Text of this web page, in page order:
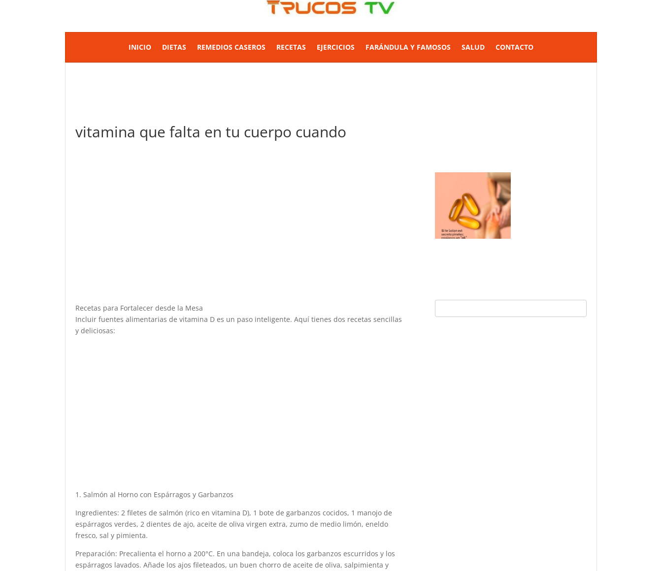
INICIO DIETAS REMEDIOS CASEROS RECETAS EJERCICIOS FARÁNDULA Y FAMOSOS SALUD CONTACTO
vitamina que falta en tu cuerpo cuando
Recetas para Fortalecer desde la Mesa
Incluir fuentes alimentarias de vitamina D es un paso inteligente. Aquí tienes dos recetas sencillas
y deliciosas:
1. Salmón al Horno con Espárragos y Garbanzos
Ingredientes: 2 filetes de salmón (rico en vitamina D), 1 bote de garbanzos cocidos, 1 manojo de
espárragos verdes, 2 dientes de ajo, aceite de oliva virgen extra, zumo de medio limón, eneldo
fresco, sal y pimienta.
Preparación: Precalienta el horno a 200°C. En una bandeja, coloca los garbanzos escurridos y los
espárragos lavados. Añade los ajos fileteados, un buen chorro de aceite de oliva, salpimienta y